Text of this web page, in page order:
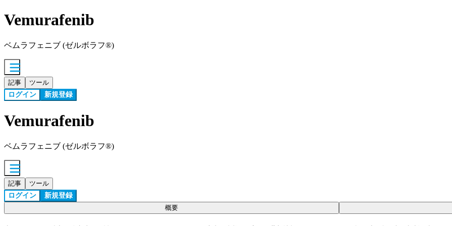
Vemurafenib
ベムラフェニブ (ゼルボラフ®)
記事 ツール
ログイン 新規登録
Vemurafenib
ベムラフェニブ (ゼルボラフ®)
記事 ツール
ログイン 新規登録
概要